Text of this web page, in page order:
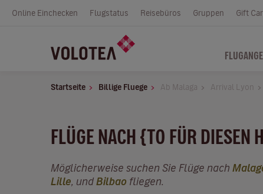
Online Einchecken Flugstatus Reisebüros Gruppen Gift
Startseite Billige Fluege Ab Malaga Arrival Lyon
FLÜGE NACH {TO FÜR DIESEN
Möglicherweise suchen Sie Flüge nach
Lille , und Bilbao fliegen.